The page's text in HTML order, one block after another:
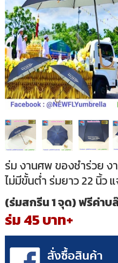
ร่ม งานศพ ของชำร่วย
ไม่มีขั้นต่ำ ร่มยาว 22 นิ้ว
(ร่มสกรีน 1 จุด) ฟรีค่าบ
ร่ม 45 บาท+